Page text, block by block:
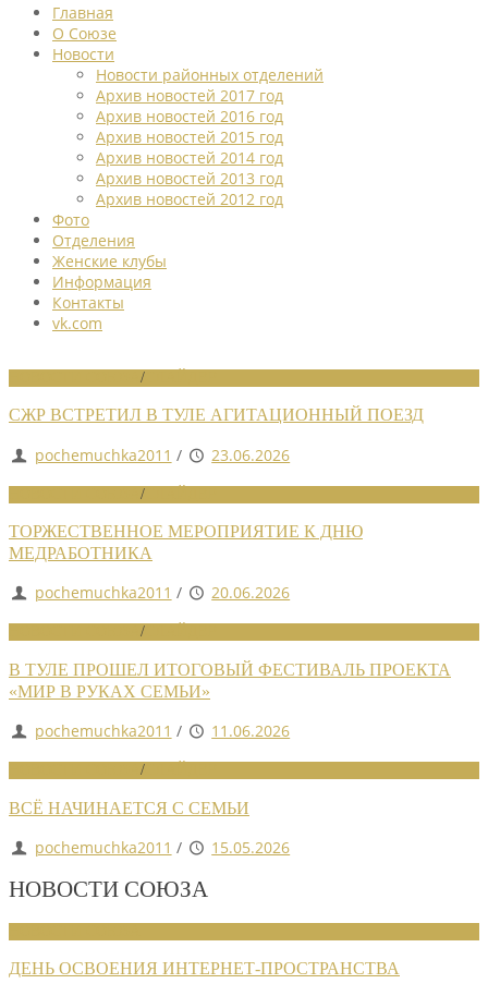
Главная
О Союзе
Новости
Новости районных отделений
Архив новостей 2017 год
Архив новостей 2016 год
Архив новостей 2015 год
Архив новостей 2014 год
Архив новостей 2013 год
Архив новостей 2012 год
Фото
Отделения
Женские клубы
Информация
Контакты
vk.com
/
СЖР ВСТРЕТИЛ В ТУЛЕ АГИТАЦИОННЫЙ ПОЕЗД
pochemuchka2011 / 23.06.2026
/
ТОРЖЕСТВЕННОЕ МЕРОПРИЯТИЕ К ДНЮ
МЕДРАБОТНИКА
pochemuchka2011 / 20.06.2026
/
В ТУЛЕ ПРОШЕЛ ИТОГОВЫЙ ФЕСТИВАЛЬ ПРОЕКТА
«МИР В РУКАХ СЕМЬИ»
pochemuchka2011 / 11.06.2026
/
ВСЁ НАЧИНАЕТСЯ С СЕМЬИ
pochemuchka2011 / 15.05.2026
НОВОСТИ СОЮЗА
ДЕНЬ ОСВОЕНИЯ ИНТЕРНЕТ-ПРОСТРАНСТВА